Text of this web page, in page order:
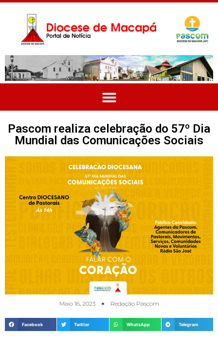
Pascom realiza celebração do 57º Dia
Mundial das Comunicações Sociais
Maio 16, 2023 Redação Pascom
Facebook Twitter WhatsApp Telegram